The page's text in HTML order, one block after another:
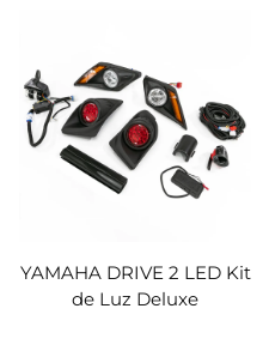
YAMAHA DRIVE 2 LED Kit
de Luz Deluxe